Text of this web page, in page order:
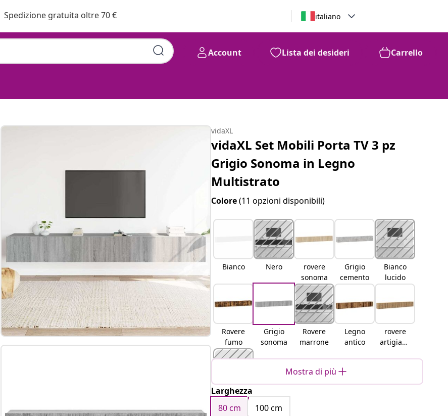
Spedizione gratuita oltre 70 € italiano
Account Lista dei desideri Carrello
vidaXL
vidaXL Set Mobili Porta TV 3 pz
Grigio Sonoma in Legno
Multistrato
Colore(11 opzioni disponibili)
Bianco Nero
rovere
sonoma
Grigio
cemento
Bianco
lucido
Rovere
fumo
Grigio
sonoma
Rovere
marrone
Legno
antico
rovere
artigiana
Rovere
nero
Mostra di più
Larghezza
80 cm
100 cm